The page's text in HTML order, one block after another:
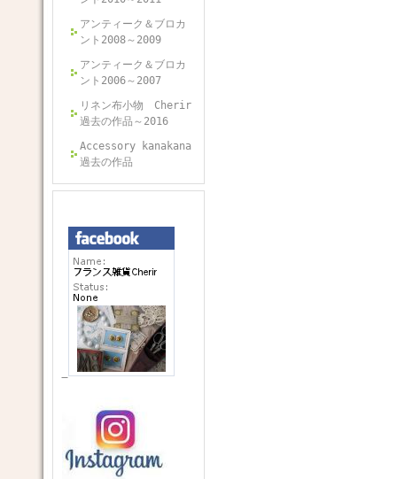
アンティーク＆ブロカ
ント2008～2009
アンティーク＆ブロカ
ント2006～2007
リネン布小物 Cherir
過去の作品～2016
Accessory kanakana
過去の作品